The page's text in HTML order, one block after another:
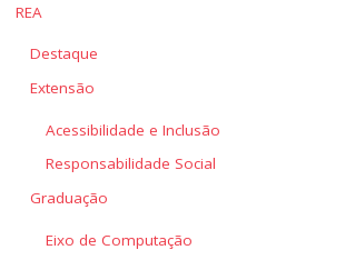
REA
Destaque
Extensão
Acessibilidade e Inclusão
Responsabilidade Social
Graduação
Eixo de Computação